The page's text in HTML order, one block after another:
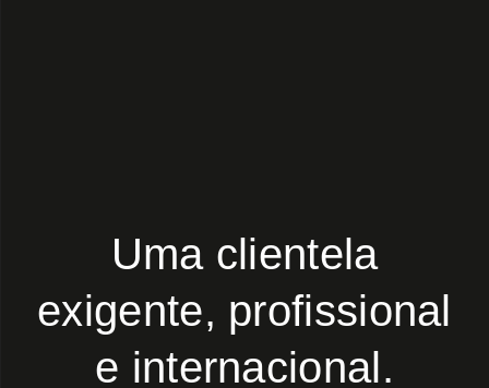
Uma clientela
exigente, profissional
e internacional.